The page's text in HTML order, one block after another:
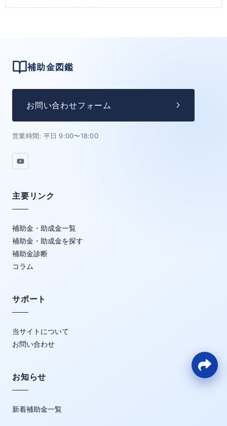
補助金図鑑
お問い合わせフォーム
営業時間: 平日 9:00〜18:00
主要リンク
補助金・助成金一覧
補助金・助成金を探す
補助金診断
コラム
サポート
当サイトについて
お問い合わせ
お知らせ
新着補助金一覧